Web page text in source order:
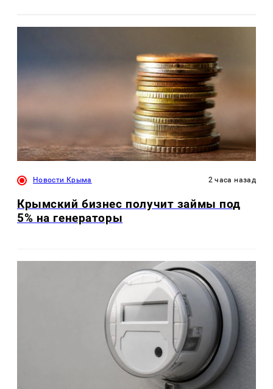
Новости Крыма 2 часа назад
Крымский бизнес получит займы под
5% на генераторы